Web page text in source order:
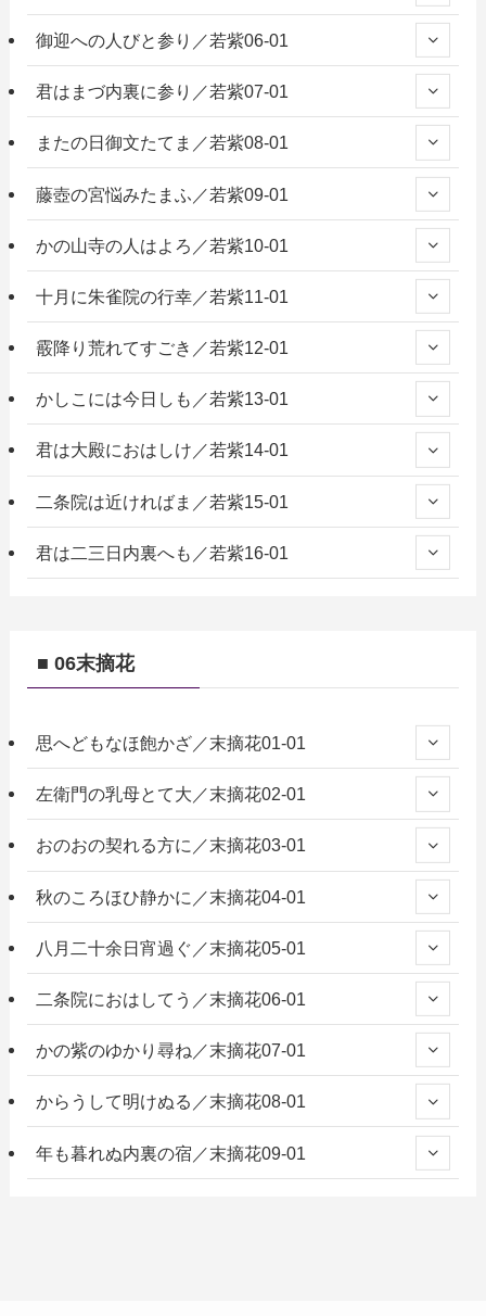
御迎への人びと参り／若紫06-01
君はまづ内裏に参り／若紫07-01
またの日御文たてま／若紫08-01
藤壺の宮悩みたまふ／若紫09-01
かの山寺の人はよろ／若紫10-01
十月に朱雀院の行幸／若紫11-01
霰降り荒れてすごき／若紫12-01
かしこには今日しも／若紫13-01
君は大殿におはしけ／若紫14-01
二条院は近ければま／若紫15-01
君は二三日内裏へも／若紫16-01
■ 06末摘花
思へどもなほ飽かざ／末摘花01-01
左衛門の乳母とて大／末摘花02-01
おのおの契れる方に／末摘花03-01
秋のころほひ静かに／末摘花04-01
八月二十余日宵過ぐ／末摘花05-01
二条院におはしてう／末摘花06-01
かの紫のゆかり尋ね／末摘花07-01
からうして明けぬる／末摘花08-01
年も暮れぬ内裏の宿／末摘花09-01